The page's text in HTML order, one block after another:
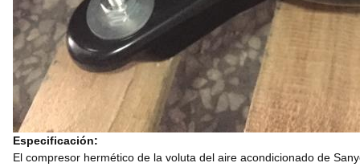
Especificación:
El compresor hermético de la voluta del aire acondicionado de